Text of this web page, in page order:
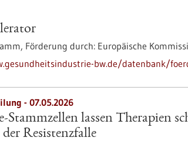
Förderung durch: Europäische
bw.de/datenbank/
- 07.05.2026
Stammzellen lassen Therapien
der Resistenzfalle